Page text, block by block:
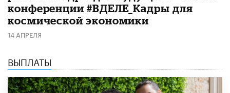
конференции #ВДЕЛЕ_Кадры для
космической экономики
14 АПРЕЛЯ
ВЫПЛАТЫ